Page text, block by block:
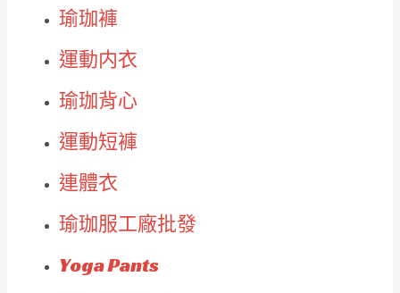
瑜珈褲
運動内衣
瑜珈背心
運動短褲
連體衣
瑜珈服工廠批發
Yoga Pants